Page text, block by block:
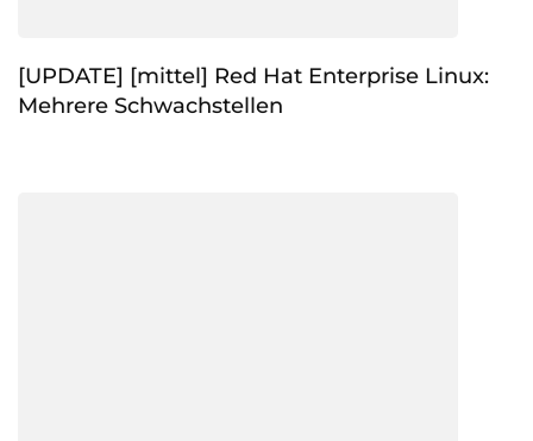
[UPDATE] [mittel] Red Hat Enterprise Linux:
Mehrere Schwachstellen